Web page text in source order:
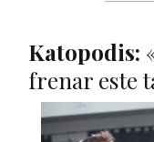
Katopodis:
frenar este